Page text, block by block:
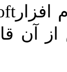
افزار
آن